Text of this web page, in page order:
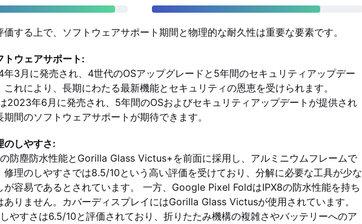
する上で、ソフトウェアサポート期間と物理的な耐久性は重要な要素です。
トウェアサポート:
3月に発売され、4世代のOSアップグレードと5年間のセキュリティアップデー
これにより、長期にわたる最新機能とセキュリティの恩恵を受けられます。
2023年6月に発売され、5年間のOSおよびセキュリティアップデートが提供され
間のソフトウェアサポートが期待できます。
のしやすさ:
防塵防水性能とGorilla Glass Victus+を前面に採用し、アルミニウムフレームで
修理のしやすさでは8.5/10という高い評価を受けており、分解に必要な工具が少な
が容易であるとされています。 一方、Google Pixel FoldはIPX8の防水性能を持ち
ありません。カバーディスプレイにはGorilla Glass Victusが使用されています。
やすさは6.5/10と評価されており、折りたたみ機構の複雑さやバッテリーへのア